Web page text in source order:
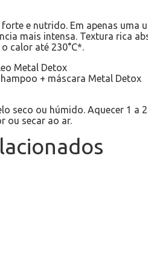
e nutrido. Em apenas
mais intensa. Textura rica
calor até 230°C*.
Metal Detox
+ máscara Metal Detox
seco ou húmido. Aquecer 1
ou secar ao ar.